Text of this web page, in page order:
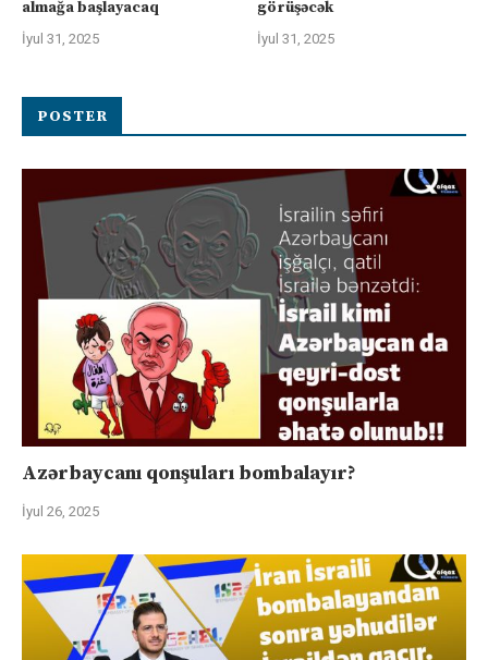
almağa başlayacaq
İyul 31, 2025
görüşəcək
İyul 31, 2025
POSTER
Azərbaycanı qonşuları bombalayır?
İyul 26, 2025